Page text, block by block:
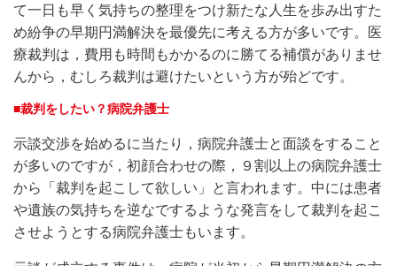
て一日も早く気持ちの整理をつけ新たな人生を歩み出すた
め紛争の早期円満解決を最優先に考える方が多いです。医
療裁判は，費用も時間もかかるのに勝てる補償がありませ
んから，むしろ裁判は避けたいという方が殆どです。
■裁判をしたい？病院弁護士
示談交渉を始めるに当たり，病院弁護士と面談をすること
が多いのですが，初顔合わせの際，９割以上の病院弁護士
から「裁判を起こして欲しい」と言われます。中には患者
や遺族の気持ちを逆なでするような発言をして裁判を起こ
させようとする病院弁護士もいます。